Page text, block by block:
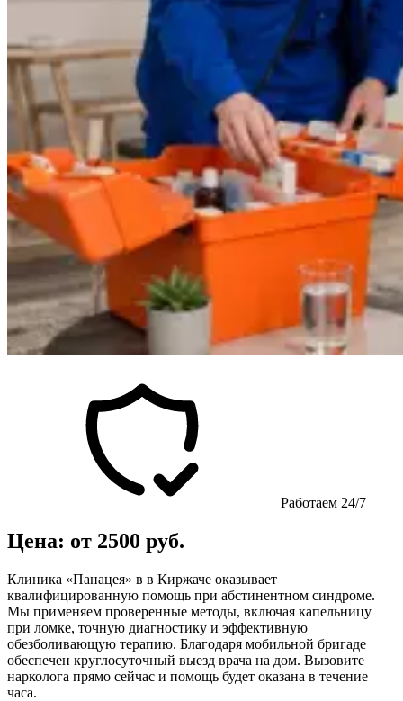
Работаем 24/7
Цена: от 2500 руб.
Клиника «Панацея» в в Киржаче оказывает
квалифицированную помощь при абстинентном синдроме.
Мы применяем проверенные методы, включая капельницу
при ломке, точную диагностику и эффективную
обезболивающую терапию. Благодаря мобильной бригаде
обеспечен круглосуточный выезд врача на дом. Вызовите
нарколога прямо сейчас и помощь будет оказана в течение
часа.